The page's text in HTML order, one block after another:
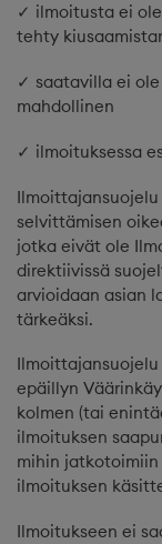
✓ ilmoitusta ei
tehty
✓ saatavilla ei
mahdollinen
✓ ilmoituksessa
selvittämisen
jotka eivät ole
direktiivissä
arvioidaan asian
tärkeäksi.
epäillyn
kolmen (tai
ilmoituksen
mihin
ilmoituksen
Ilmoitukseen ei